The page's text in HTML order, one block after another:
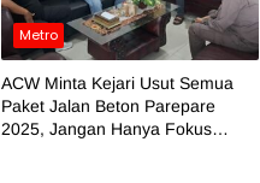
Metro
ACW Minta Kejari Usut Semua
Paket Jalan Beton Parepare
2025, Jangan Hanya Fokus